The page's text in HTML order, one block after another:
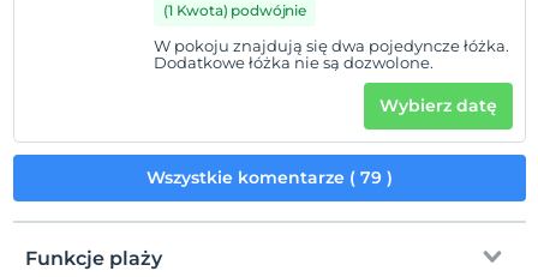
(1 Kwota) podwójnie
W pokoju znajdują się dwa pojedyncze łóżka.
Dodatkowe łóżka nie są dozwolone.
Wybierz datę
Wszystkie komentarze ( 79 )
Funkcje plaży